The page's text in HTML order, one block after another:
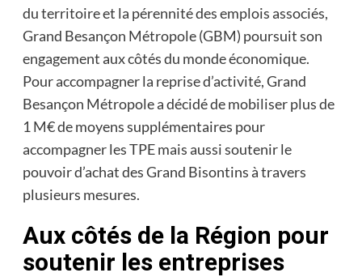
du territoire et la pérennité des emplois associés,
Grand Besançon Métropole (GBM) poursuit son
engagement aux côtés du monde économique.
Pour accompagner la reprise d’activité, Grand
Besançon Métropole a décidé de mobiliser plus de
1 M€ de moyens supplémentaires pour
accompagner les TPE mais aussi soutenir le
pouvoir d’achat des Grand Bisontins à travers
plusieurs mesures.
Aux côtés de la Région pour
soutenir les entreprises